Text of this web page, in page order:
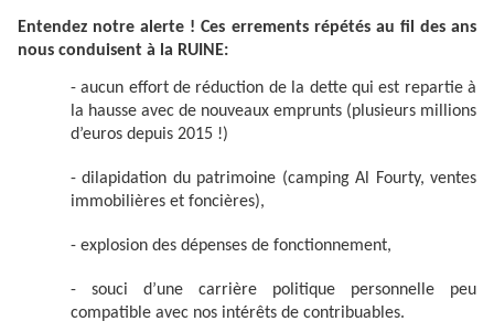
Entendez notre alerte ! Ces errements répétés au fil des ans
nous conduisent à la RUINE:
- aucun effort de réduction de la dette qui est repartie à
la hausse avec de nouveaux emprunts (plusieurs millions
d’euros depuis 2015 !)
- dilapidation du patrimoine (camping Al Fourty, ventes
immobilières et foncières),
- explosion des dépenses de fonctionnement,
- souci d’une carrière politique personnelle peu
compatible avec nos intérêts de contribuables.